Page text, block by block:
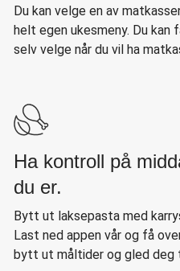
Du kan velge en av
helt egen ukesmeny. Du kan
selv velge når du vil ha
Ha kontroll på
du er.
Bytt ut laksepasta med
Last ned appen vår og få
bytt ut måltider og gled deg